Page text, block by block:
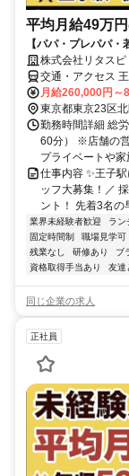
平均月給49万
【パパ・プレパパ
株式会社リタス
交通・アクセス
月給260,000円～
東京都東京23区
勤務時間詳細 総
60分） ※店舗の
プライベートや家
仕事内容 ✨王子
ッフ大募集！／
ント！ 先着3名
業界未経験者歓迎 ラン
固定時間制
職場見学可
残業なし
研修あり ブ
資格取得手当あり
友達
同じ企業の求人
正社員